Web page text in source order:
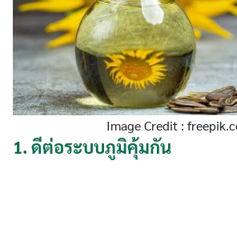
Image Credit :
1. ดีต่อระบบภูมิคุ้มกัน